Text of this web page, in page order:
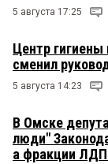
5 августа 17:25
Центр
сменил
5 августа 14:23
В Омске
люди"
а фракции